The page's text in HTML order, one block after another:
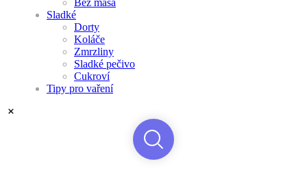
Bez masa
Sladké
Dorty
Koláče
Zmrzliny
Sladké pečivo
Cukroví
Tipy pro vaření